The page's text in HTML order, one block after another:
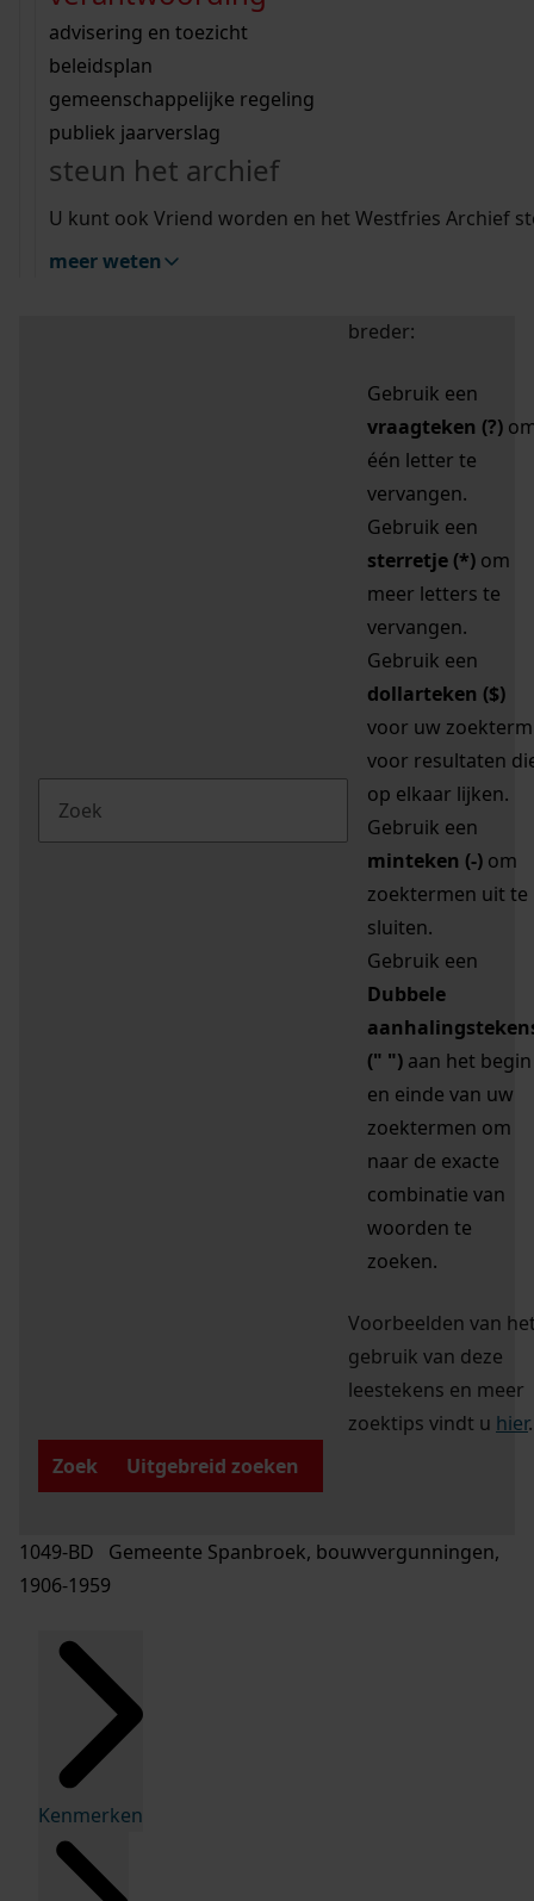
bouwvergunningen
omgevingsvergunningen
vergunningen
beeld en geluid
uitleg nodig?
Wij helpen u op weg met een aantal zoektips.
bekijk alle zoektips
Wij helpen u op weg met een aantal zoektips.
bekijk alle zoektips
bekijk ons geschiedenislokaal
advisering en toezicht
beleidsplan
gemeenschappelijke regeling
publiek jaarverslag
steun het archief
U kunt ook Vriend worden en het Westfries Archief
meer weten
zoektips
Mijn Studiezaal (inloggen)
uw zoekopdracht te
breder:
Gebruik een
vraagteken (?)
één letter te
vervangen.
Gebruik een
sterretje (*) om
meer letters te
vervangen.
Gebruik een
dollarteken ($)
voor uw zoekterm
voor resultaten
op elkaar lijken.
Gebruik een
minteken (-) om
zoektermen uit te
sluiten.
Gebruik een
Dubbele
(" ") aan het begin
en einde van uw
zoektermen om
naar de exacte
combinatie van
woorden te
zoeken.
Voorbeelden van
gebruik van deze
leestekens en meer
zoektips vindt u hier.
Zoek
Uitgebreid zoeken
1049-BD Gemeente Spanbroek, bouwvergunningen,
1906-1959
Kenmerken